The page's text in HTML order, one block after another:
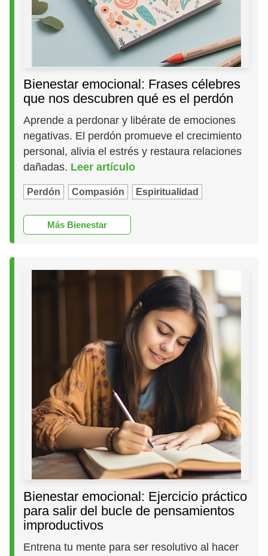
Bienestar emocional: Frases célebres
que nos descubren qué es el perdón
Aprende a perdonar y libérate de emociones
negativas. El perdón promueve el crecimiento
personal, alivia el estrés y restaura relaciones
dañadas. Leer artículo
Perdón Compasión Espiritualidad
Más Bienestar
Bienestar emocional: Ejercicio práctico
para salir del bucle de pensamientos
improductivos
Entrena tu mente para ser resolutivo al hacer